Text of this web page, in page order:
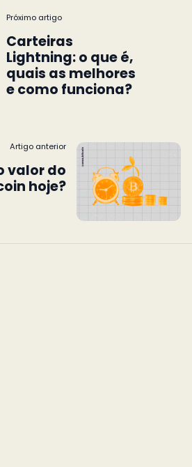
Próximo artigo
Carteiras
Lightning: o que é,
quais as melhores
e como funciona?
Artigo anterior
valor do
hoje?